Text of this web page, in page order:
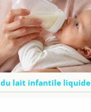
du lait infantile liquide